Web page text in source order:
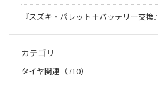
『スズキ・パレット＋バッテリー交換』
カテゴリ
タイヤ関連（710）